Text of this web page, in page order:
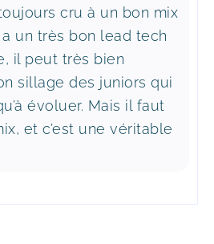
cru à un bon mix
un très bon lead tech
il peut très bien
sillage des juniors qui
évoluer. Mais il faut
et c’est une véritable